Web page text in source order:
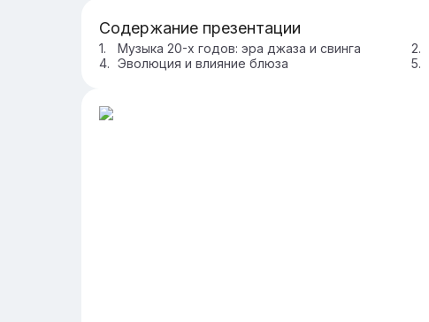
Содержание презентации
Музыка 20-х годов: эра джаза и свинга
Эволюция и влияние блюза